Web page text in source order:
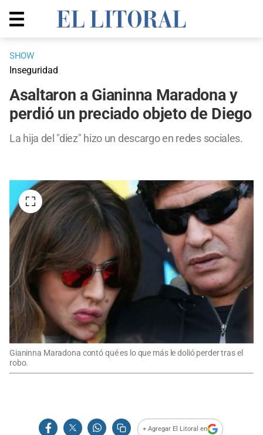
SHOW
Inseguridad
Asaltaron a Gianinna Maradona y
perdió un preciado objeto de Diego
La hija del "diez" hizo un descargo en redes sociales.
Gianinna Maradona contó qué es lo que más le dolió perder tras el
robo.
+ Agregar El Litoral en